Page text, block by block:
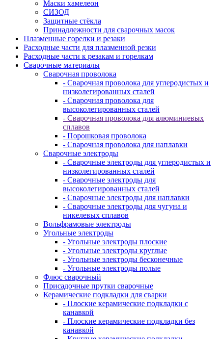
Маски хамелеон
СИЗОД
Защитные стёкла
Принадлежности для сварочных масок
Плазменные горелки и резаки
Расходные части для плазменной резки
Расходные части к резакам и горелкам
Сварочные материалы
Сварочная проволока
- Сварочная проволока для углеродистых и
низколегированных сталей
- Сварочная проволока для
высоколегированных сталей
- Сварочная проволока для алюминиевых
сплавов
- Порошковая проволока
- Сварочная проволока для наплавки
Сварочные электроды
- Сварочные электроды для углеродистых и
низколегированных сталей
- Сварочные электроды для
высоколегированных сталей
- Сварочные электроды для наплавки
- Сварочные электроды для чугуна и
никелевых сплавов
Вольфрамовые электроды
Угольные электроды
- Угольные электроды плоские
- Угольные электроды круглые
- Угольные электроды бесконечные
- Угольные электроды полые
Флюс сварочный
Присадочные прутки сварочные
Керамические подкладки для сварки
- Плоские керамические подкладки с
канавкой
- Плоские керамические подкладки без
канавкой